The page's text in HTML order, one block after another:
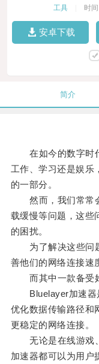
工具 时
安卓下载
简介
在如今的数字时代
工作、学习还是娱乐
的一部分。
然而，我们常常会
载缓慢等问题，这些
的困扰。
为了解决这些问题
善他们的网络连接速
而其中一款备受好
Bluelayer加速器
优化数据传输路径和
更稳定的网络连接。
无论是在线游戏、
加速器都可以为用户